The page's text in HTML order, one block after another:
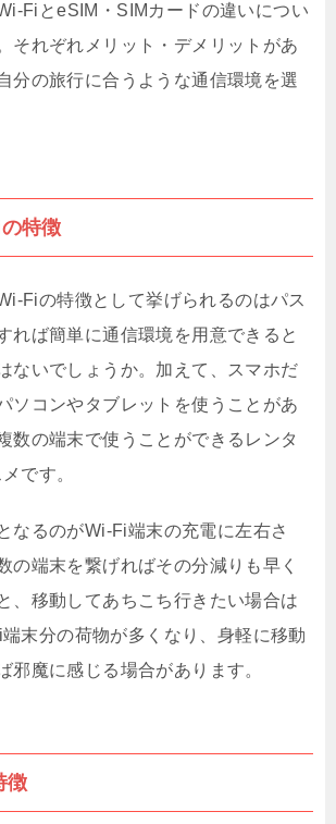
FiとeSIM・SIMカードの違いについ
それぞれメリット・デメリットがあ
分の旅行に合うような通信環境を選
特徴
Fiの特徴として挙げられるのはパス
れば簡単に通信環境を用意できると
ないでしょうか。加えて、スマホだ
ソコンやタブレットを使うことがあ
数の端末で使うことができるレンタ
です。
なるのがWi-Fi端末の充電に左右さ
の端末を繋げればその分減りも早く
、移動してあちこち行きたい場合は
末分の荷物が多くなり、身軽に移動
邪魔に感じる場合があります。
徴